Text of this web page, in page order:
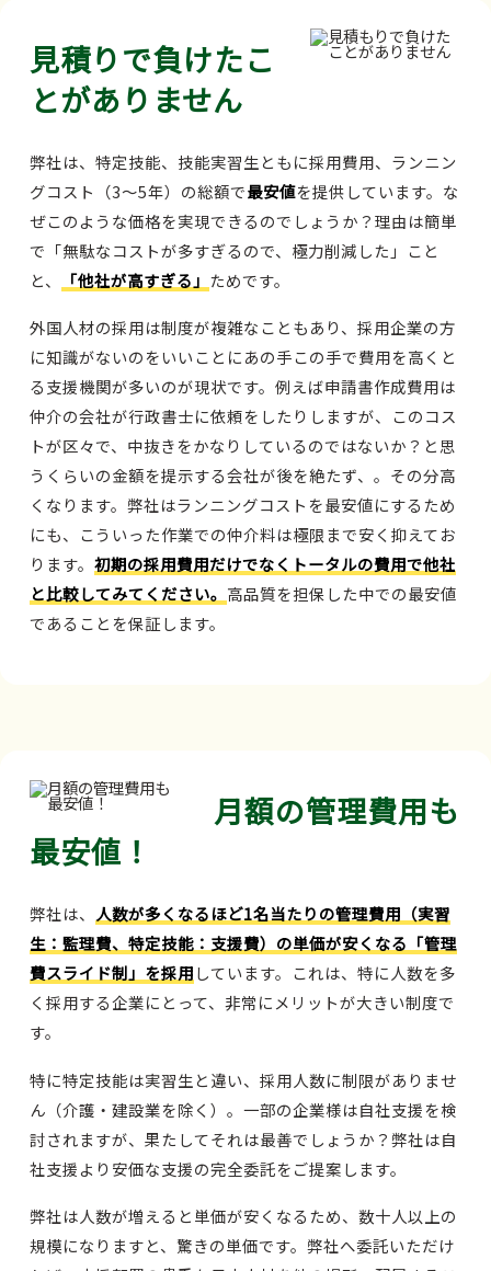
見積りで負けたこ
とがありません
弊社は、特定技能、技能実習生ともに採用費用、ランニン
グコスト（3～5年）の総額で最安値を提供しています。な
ぜこのような価格を実現できるのでしょうか？理由は簡単
で「無駄なコストが多すぎるので、極力削減した」こと
と、
「他社が高すぎる」 ためです。
外国人材の採用は制度が複雑なこともあり、採用企業の方
に知識がないのをいいことにあの手この手で費用を高くと
る支援機関が多いのが現状です。例えば申請書作成費用は
仲介の会社が行政書士に依頼をしたりしますが、このコス
トが区々で、中抜きをかなりしているのではないか？と思
うくらいの金額を提示する会社が後を絶たず、。その分高
くなります。弊社はランニングコストを最安値にするため
にも、こういった作業での仲介料は極限まで安く抑えてお
ります。 初期の採用費用だけでなくトータルの費用で他社
と比較してみてください。 高品質を担保した中での最安値
であることを保証します。
月額の管理費用も
最安値！
弊社は、 人数が多くなるほど1名当たりの管理費用（実習
生：監理費、特定技能：支援費）の単価が安くなる「管理
費スライド制」を採用しています。これは、特に人数を多
く採用する企業にとって、非常にメリットが大きい制度で
す。
特に特定技能は実習生と違い、採用人数に制限がありませ
ん（介護・建設業を除く）。一部の企業様は自社支援を検
討されますが、果たしてそれは最善でしょうか？弊社は自
社支援より安価な支援の完全委託をご提案します。
弊社は人数が増えると単価が安くなるため、数十人以上の
規模になりますと、驚きの単価です。弊社へ委託いただけ